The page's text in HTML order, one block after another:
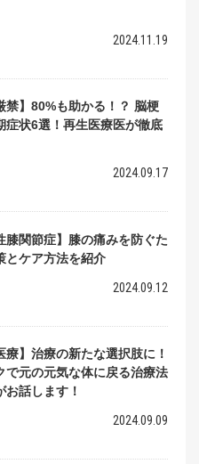
2024.11.19
禁】80%も助かる！？ 脳梗
症状6選！再生医療医が徹底
2024.09.17
膝関節症】膝の痛みを防ぐた
とケア方法を紹介
2024.09.12
療】治療の新たな選択肢に！
で元の元気な体に戻る治療法
お話します！
2024.09.09